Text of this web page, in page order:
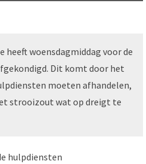
heeft woensdagmiddag voor de
Dit komt door het
moeten afhandelen,
strooizout wat op dreigt te
hulpdiensten